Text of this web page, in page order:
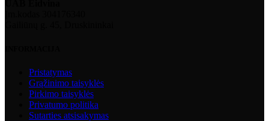
Pristatymas
Grąžinimo taisyklės
Pirkimo taisyklės
Privatumo politika
Sutarties atsisakymas